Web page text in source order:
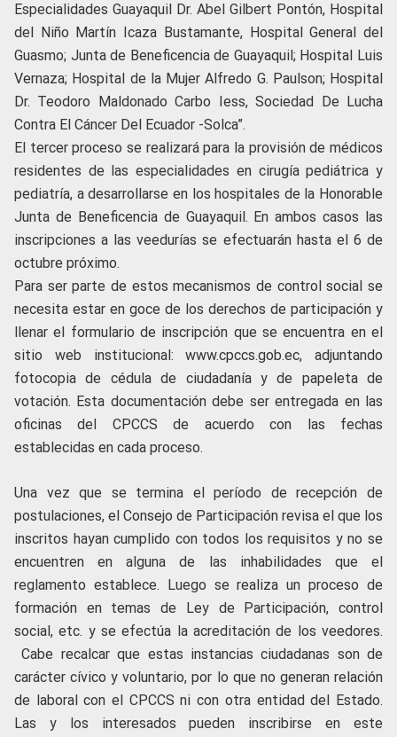
Especialidades Guayaquil Dr. Abel Gilbert Pontón, Hospital
del Niño Martín Icaza Bustamante, Hospital General del
Guasmo; Junta de Beneficencia de Guayaquil; Hospital Luis
Vernaza; Hospital de la Mujer Alfredo G. Paulson; Hospital
Dr. Teodoro Maldonado Carbo Iess, Sociedad De Lucha
Contra El Cáncer Del Ecuador -Solca”.
El tercer proceso se realizará para la provisión de médicos
residentes de las especialidades en cirugía pediátrica y
pediatría, a desarrollarse en los hospitales de la Honorable
Junta de Beneficencia de Guayaquil. En ambos casos las
inscripciones a las veedurías se efectuarán hasta el 6 de
octubre próximo.
Para ser parte de estos mecanismos de control social se
necesita estar en goce de los derechos de participación y
llenar el formulario de inscripción que se encuentra en el
sitio web institucional: www.cpccs.gob.ec, adjuntando
fotocopia de cédula de ciudadanía y de papeleta de
votación. Esta documentación debe ser entregada en las
oficinas del CPCCS de acuerdo con las fechas
establecidas en cada proceso.
Una vez que se termina el período de recepción de
postulaciones, el Consejo de Participación revisa el que los
inscritos hayan cumplido con todos los requisitos y no se
encuentren en alguna de las inhabilidades que el
reglamento establece. Luego se realiza un proceso de
formación en temas de Ley de Participación, control
social, etc. y se efectúa la acreditación de los veedores.
Cabe recalcar que estas instancias ciudadanas son de
carácter cívico y voluntario, por lo que no generan relación
de laboral con el CPCCS ni con otra entidad del Estado.
Las y los interesados pueden inscribirse en este